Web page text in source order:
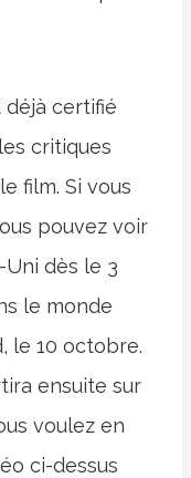
déjà certifié
critiques
film. Si vous
pouvez voir
Uni dès le 3
le monde
le 10 octobre.
ensuite sur
voulez en
ci-dessus